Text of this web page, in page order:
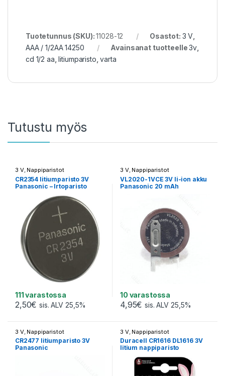
Tuotetunnus (SKU):11028-12 Osastot: 3 V
AAA / 1/2AA 14250
Avainsanat tuotteelle3v
cd 1/2 aa ,litiumparisto ,varta
Tutustu myös
3 V, Nappiparistot
CR2354 litiumparisto 3V
Panasonic – Irtoparisto
111 varastossa
2,50€ sis. ALV 25,5%
3 V, Nappiparistot
VL2020-1VCE 3V li-ion akku
Panasonic 20 mAh
10 varastossa
4,95€ sis. ALV 25,5%
3 V, Nappiparistot
CR2477 litiumparisto 3V
Panasonic
3 V, Nappiparistot
Duracell CR1616 DL1616 3V
litium nappiparisto